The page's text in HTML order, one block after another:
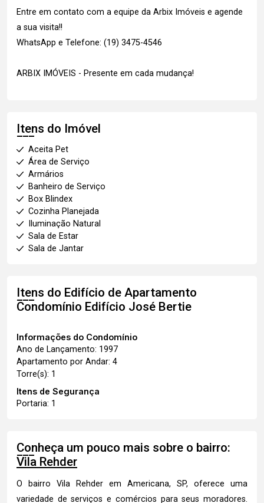
Entre em contato com a equipe da Arbix Imóveis e agende
a sua visita!!
WhatsApp e Telefone: (19) 3475-4546
ARBIX IMÓVEIS - Presente em cada mudança!
Itens do Imóvel
Aceita Pet
Área de Serviço
Armários
Banheiro de Serviço
Box Blindex
Cozinha Planejada
Iluminação Natural
Sala de Estar
Sala de Jantar
Itens do Edifício de Apartamento
Condomínio Edifício José Bertie
Informações do Condomínio
Ano de Lançamento: 1997
Apartamento por Andar: 4
Torre(s): 1
Itens de Segurança
Portaria: 1
Conheça um pouco mais sobre o bairro:
Vila Rehder
O bairro Vila Rehder em Americana, SP, oferece uma
variedade de serviços e comércios para seus moradores.